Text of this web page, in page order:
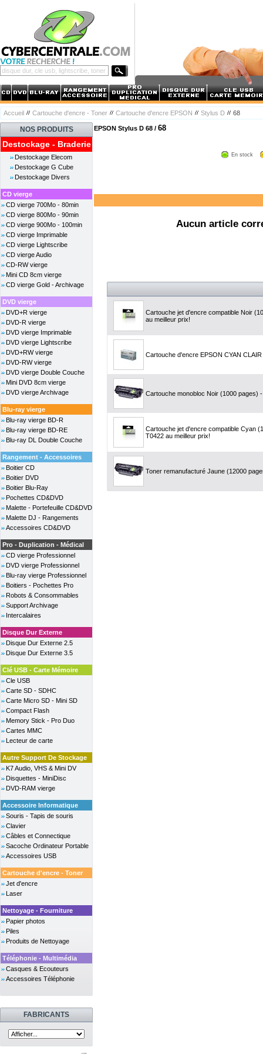
Accueil Cartouche d'encre - Toner Cartouche d'encre EPSON Stylus D 68
NOS PRODUITS
Destockage - Braderie
Destockage Elecom
Destockage G Cube
Destockage Divers
CD vierge
CD vierge 700Mo - 80min
CD vierge 800Mo - 90min
CD vierge 900Mo - 100min
CD vierge Imprimable
CD vierge Lightscribe
CD vierge Audio
CD-RW vierge
Mini CD 8cm vierge
CD vierge Gold - Archivage
DVD vierge
DVD+R vierge
DVD-R vierge
DVD vierge Imprimable
DVD vierge Lightscribe
DVD+RW vierge
DVD-RW vierge
DVD vierge Double Couche
Mini DVD 8cm vierge
DVD vierge Archivage
Blu-ray vierge
Blu-ray vierge BD-R
Blu-ray vierge BD-RE
Blu-ray DL Double Couche
Rangement - Accessoires
Boitier CD
Boitier DVD
Boitier Blu-Ray
Pochettes CD&DVD
Malette - Portefeuille CD&DVD
Malette DJ - Rangements
Accessoires CD&DVD
Pro - Duplication - Médical
CD vierge Professionnel
DVD vierge Professionnel
Blu-ray vierge Professionnel
Boitiers - Pochettes Pro
Robots & Consommables
Support Archivage
Intercalaires
Disque Dur Externe
Disque Dur Externe 2.5
Disque Dur Externe 3.5
Clé USB - Carte Mémoire
Cle USB
Carte SD - SDHC
Carte Micro SD - Mini SD
Compact Flash
Memory Stick - Pro Duo
Cartes MMC
Lecteur de carte
Autre Support De Stockage
K7 Audio, VHS & Mini DV
Disquettes - MiniDisc
DVD-RAM vierge
Accessoire Informatique
Souris - Tapis de souris
Clavier
Câbles et Connectique
Sacoche Ordinateur Portable
Accessoires USB
Cartouche d'encre - Toner
Jet d'encre
Laser
Nettoyage - Fourniture
Papier photos
Piles
Produits de Nettoyage
Téléphonie - Multimédia
Casques & Ecouteurs
Accessoires Téléphonie
FABRICANTS
EPSON Stylus D 68 / 68
En stock
Aucun article
Cartouche jet d'encre compatible Noir
au meilleur prix!
Cartouche d'encre EPSON CYAN
Cartouche monobloc Noir (1000 pages)
Cartouche jet d'encre compatible Cyan
T0422 au meilleur prix!
Toner remanufacturé Jaune (12000